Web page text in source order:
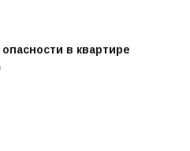
в квартире